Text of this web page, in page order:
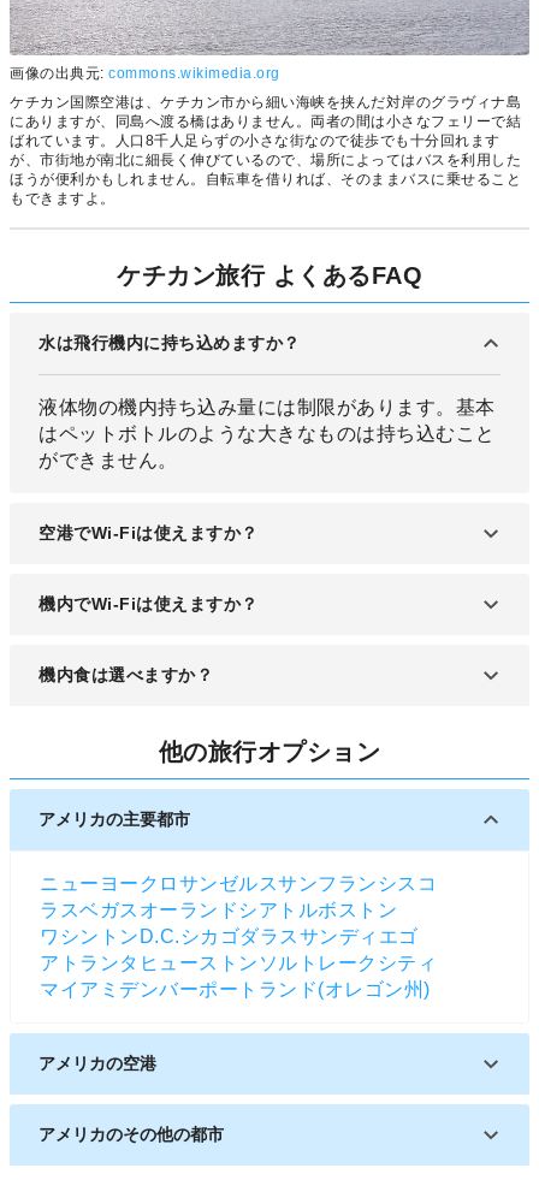
画像の出典元: commons.wikimedia.org
ケチカン国際空港は、ケチカン市から細い海峡を挟んだ対岸のグラヴィナ島
にありますが、同島へ渡る橋はありません。両者の間は小さなフェリーで結
ばれています。人口8千人足らずの小さな街なので徒歩でも十分回れます
が、市街地が南北に細長く伸びているので、場所によってはバスを利用した
ほうが便利かもしれません。自転車を借りれば、そのままバスに乗せること
もできますよ。
ケチカン旅行 よくあるFAQ
水は飛行機内に持ち込めますか？
液体物の機内持ち込み量には制限があります。基本
はペットボトルのような大きなものは持ち込むこと
ができません。
空港でWi-Fiは使えますか？
ログインをすることで利用できるWi-Fiを完備して
機内でWi-Fiは使えますか？
Wi-Fi完備している飛行機であれば使用できます。
機内食は選べますか？
通常選ぶことができますが、LCCや航空会社によっ
ては予め1種類のみの場合もあります。
他の旅行オプション
アメリカの主要都市
ニューヨーク ロサンゼルスサンフランシスコ
ラスベガス オーランド シアトルボストン
ワシントンD.C. シカゴダラスサンディエゴ
アトランタ ヒューストン ソルトレークシティ
マイアミ デンバーポートランド(オレゴン州)
アメリカの空港
ケチカン国際空港
アメリカのその他の都市